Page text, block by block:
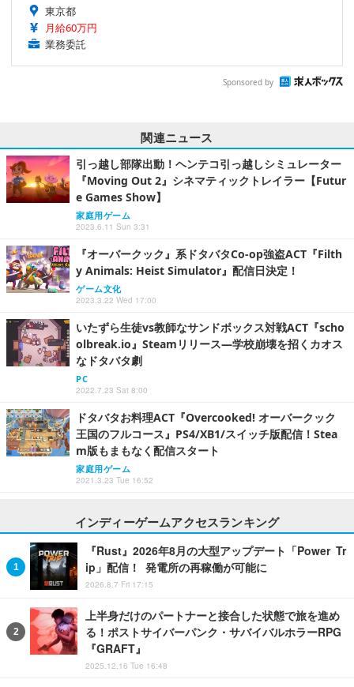
東京都
月給60万円
業務委託
Sponsored by
関連ニュース
引っ越し部隊出動！ヘンテコ引っ越しシミュレーター
『Moving Out 2』シネマティックトレイラー【Futur
e Games Show】
家庭用ゲーム
2023.6.11 Sun 3:31
『オーバークック』系ドタバタCo-op強盗ACT『Filth
y Animals: Heist Simulator』配信日決定！
ゲーム文化
2023.3.22 Wed 17:00
いたずら生徒vs教師なサンドボックス対戦ACT『scho
olbreak.io』Steamリリース―学校崩壊を招くカオス
なドタバタ劇
PC
2022.7.23 Sat 8:00
ドタバタお料理ACT『Overcooked! オーバークック
王国のフルコース』PS4/XB1/スイッチ版配信！Stea
m版もまもなく配信スタート
家庭用ゲーム
2021.3.23 Tue 16:52
インディーゲームアクセスランキング
『Rust』2026年8月の大型アップデート「Power Tr
ip」配信！ 発電所の再稼働が可能に
2026.8.7 Fri 17:15
上半身だけのパートナーと接合した状態で旅を進め
る！ポストサイバーパンク・サバイバルホラーRPG
『GRAFT』
2025.12.16 Tue 16:48